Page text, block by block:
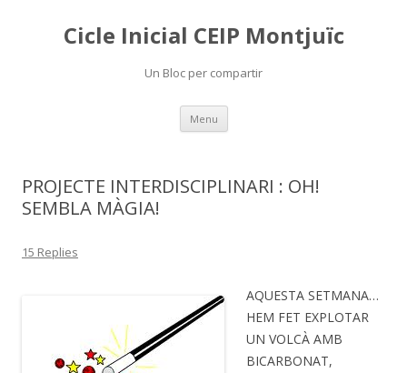
Cicle Inicial CEIP Montjuïc
Un Bloc per compartir
Menu Skip
content
PROJECTE INTERDISCIPLINARI : OH!
SEMBLA MÀGIA!
15 Replies
AQUESTA SETMANA…
HEM FET EXPLOTAR
UN VOLCÀ AMB
BICARBONAT,